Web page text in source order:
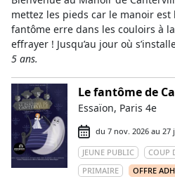
mettez les pieds car le manoir est
fantôme erre dans les couloirs à
effrayer ! Jusqu’au jour où
5 ans.
Le fantôme de
Essaïon, Paris 4e
du 7 nov. 2026 au 27
JEUNE PUBLIC
COUP
PRIMAIRE
OFFRE